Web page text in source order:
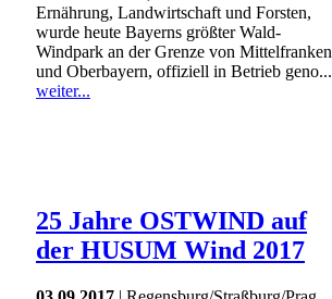
Ernährung, Landwirtschaft und Forsten,
wurde heute Bayerns größter Wald-
Windpark an der Grenze von Mittelfranken
und Oberbayern, offiziell in Betrieb geno...
weiter...
25 Jahre OSTWIND auf
der HUSUM Wind 2017